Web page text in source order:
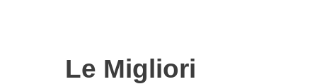
Le Migliori